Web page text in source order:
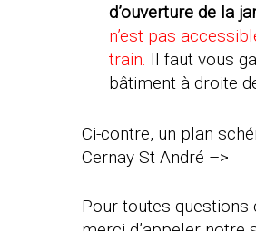
d’ouverture de la
n’est pas
train. Il faut vous
bâtiment à droite
Ci-contre, un plan
Cernay St André –>
Pour toutes